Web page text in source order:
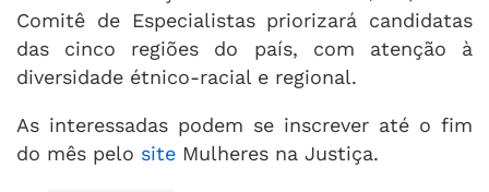
Comitê de Especialistas priorizará candidatas
das cinco regiões do país, com atenção à
diversidade étnico-racial e regional.
As interessadas podem se inscrever até o fim
do mês pelo site Mulheres na Justiça.